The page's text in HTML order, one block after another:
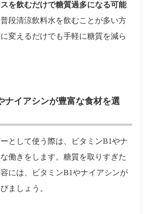
を飲むだけで糖質過多になる可能
普段清涼飲料水を飲むことが多い方
変えるだけでも手軽に糖質を減ら
ナイアシンが豊富な食材を選
として使う際は、ビタミンB1やナ
働きをします。糖質を取りすぎた
には、ビタミンB1やナイアシンが
ましょう。